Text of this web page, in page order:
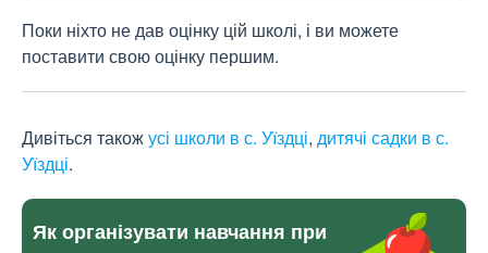
Поки ніхто не дав оцінку цій школі, і ви можете
поставити свою оцінку першим.
Дивіться такожусі школи в с. Уїздці, дитячі садки в с.
Уїздці.
Як організувати навчання при